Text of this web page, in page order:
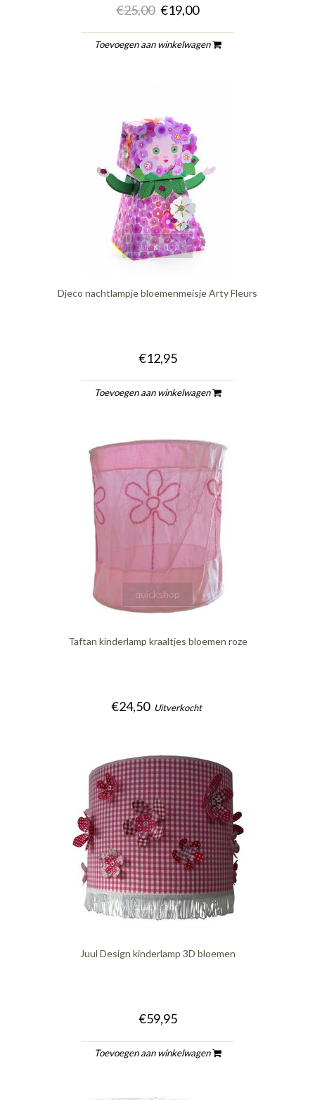
€25,00 €19,00
Toevoegen aan winkelwagen
quickshop
Djeco nachtlampje bloemenmeisje Arty Fleurs
€12,95
Toevoegen aan winkelwagen
quickshop
Taftan kinderlamp kraaltjes bloemen roze
€24,50 Uitverkocht
quickshop
Juul Design kinderlamp 3D bloemen
€59,95
Toevoegen aan winkelwagen